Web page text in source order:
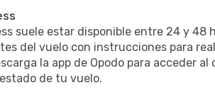
suele estar disponible entre 24 y 48
del vuelo con instrucciones para
la app de Opodo para acceder
de tu vuelo.